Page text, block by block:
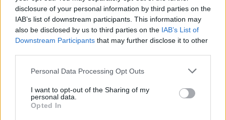
disclosure of your personal information by third parties on the
IAB’s list of downstream participants. This information may
also be disclosed by us to third parties on the IAB’s List of
Downstream Participants that may further disclose it to other
Personal Data Processing Opt Outs
I want to opt-out of the Sharing of my
personal data.
Opted In
Verrès (60)
Châtillon (125)
Challand-Saint-Anselme (2)
Challand-Saint-Victor (2)
Chambave (23)